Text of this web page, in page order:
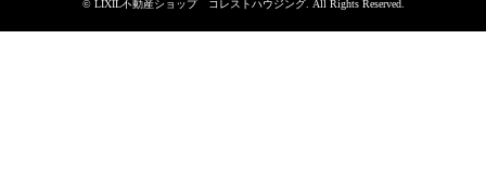
© LIXIL不動産ショップ コレストハウジング. All Rights Reserved.